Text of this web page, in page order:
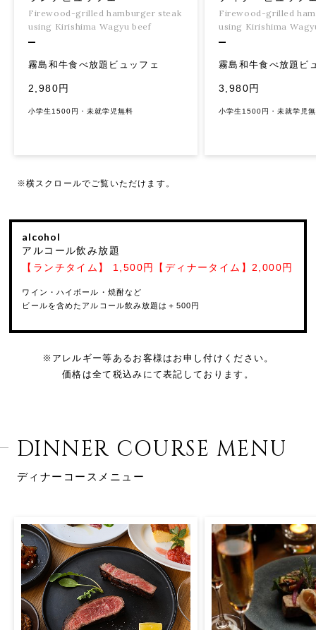
Firewood-grilled hamburger steak
using Kirishima Wagyu beef
霧島和牛食べ放題ビュッフェ
2,980円
小学生1500円・未就学児無料
Firewood-grilled
using Kirishima
霧島和牛食べ放題ビ
3,980円
小学生1500円・未就学児
※横スクロールでご覧いただけます。
alcohol
アルコール飲み放題
【ランチタイム】 1,500円【ディナータイム】2,000円
ワイン・ハイボール・焼酎など
ビールを含めたアルコール飲み放題は＋500円
※アレルギー等あるお客様はお申し付けください。
価格は全て税込みにて表記しております。
DINNER COURSE MENU
ディナーコースメニュー